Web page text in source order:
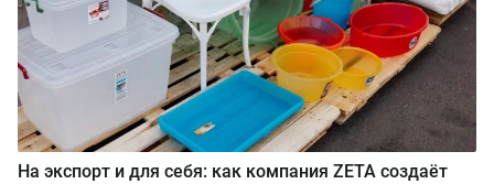
На экспорт и для себя: как компания ZETA создаёт